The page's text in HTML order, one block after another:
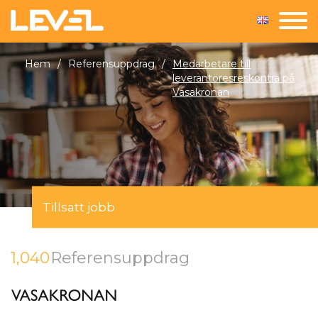
Hem / Referensuppdrag / Medarbetare till
leverantöresreskontra på
Vasakronan
Tillsatt jobb
1,040Referensuppdrag